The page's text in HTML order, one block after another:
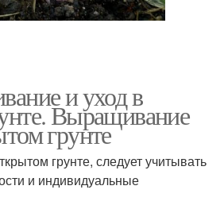
и уход в
Выращивание
грунте
грунте, следует учитывать
и индивидуальные